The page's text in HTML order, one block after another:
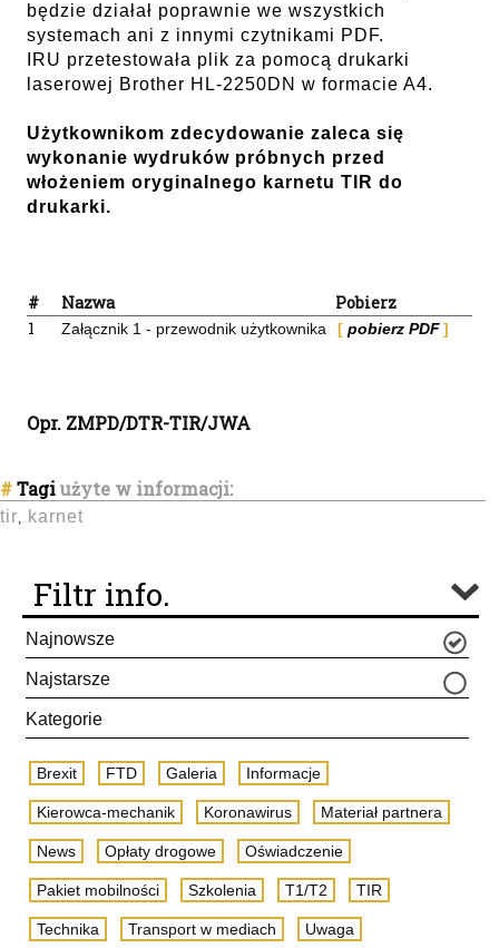
będzie działał poprawnie we wszystkich
systemach ani z innymi czytnikami PDF.
IRU przetestowała plik za pomocą drukarki
laserowej Brother HL-2250DN w formacie A4.
Użytkownikom zdecydowanie zaleca się
wykonanie wydruków próbnych przed
włożeniem oryginalnego karnetu TIR do
drukarki.
# Nazwa
Pobierz
1
Załącznik 1 - przewodnik użytkownika pobierz PDF
Opr. ZMPD/DTR-TIR/JWA
#Tagiużyte w informacji:
tir, karnet
Filtr info.
Najnowsze
Najstarsze
Kategorie
Brexit FTD Galeria Informacje
Kierowca-mechanik Koronawirus Materiał partnera
News Opłaty drogowe Oświadczenie
Pakiet mobilności Szkolenia T1/T2 TIR
Technika Transport w mediach Uwaga